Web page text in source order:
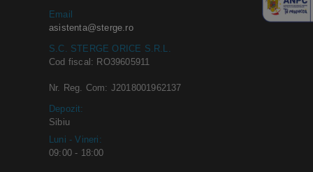
Email
asistenta@sterge.ro
S.C. STERGE ORICE S.R.L.
Cod fiscal: RO39605911
Nr. Reg. Com: J2018001962137
Depozit:
Sibiu
Luni - Vineri:
09:00 - 18:00